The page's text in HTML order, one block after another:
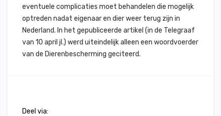
eventuele complicaties moet behandelen die mogelijk
optreden nadat eigenaar en dier weer terug zijn in
Nederland. In het gepubliceerde artikel (in de Telegraaf
van 10 april jl.) werd uiteindelijk alleen een woordvoerder
van de Dierenbescherming geciteerd.
Deel via: